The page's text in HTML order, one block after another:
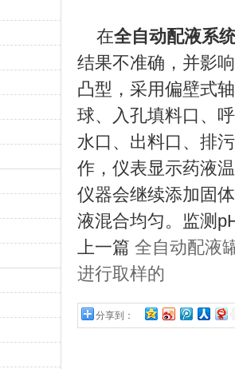
在全自动配液系
结果不准确，并影
凸型，采用偏壁式
球、入孔填料口、
水口、出料口、排
作，仪表显示药液
仪器会继续添加固
液混合均匀。监测
上一篇 全自动配液
进行取样的
分享到：